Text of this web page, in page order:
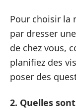
Pour choisir la
par dresser
de chez vous,
planifiez des
poser des
2. Quelles